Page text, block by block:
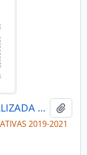
ACTAS COMISIÓN ESPECIALIZADA PERMANENTE DEL DERECHO AL TRABAJO Y A LA SEGURIDAD SOCIAL
2019-2021